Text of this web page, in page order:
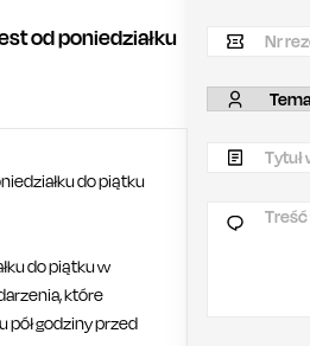
od poniedziałku
do piątku
do piątku w
które
pół godziny przed